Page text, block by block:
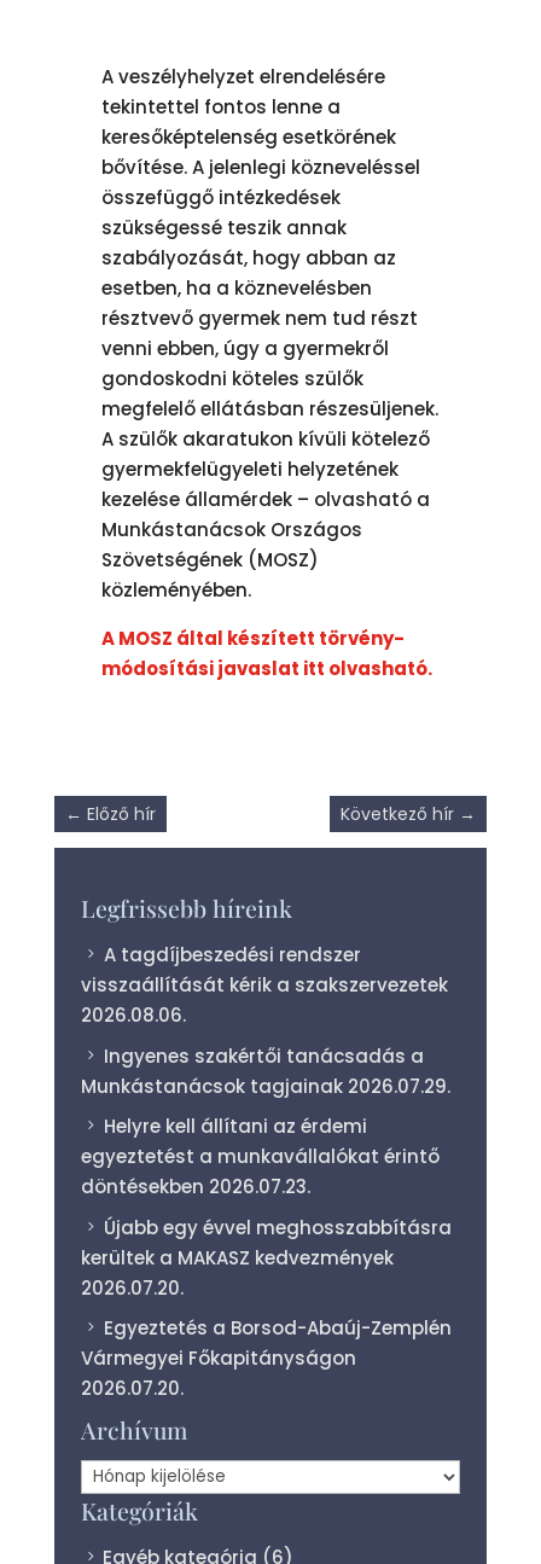
A veszélyhelyzet elrendelésére
tekintettel fontos lenne a
keresőképtelenség esetkörének
bővítése. A jelenlegi közneveléssel
összefüggő intézkedések
szükségessé teszik annak
szabályozását, hogy abban az
esetben, ha a köznevelésben
résztvevő gyermek nem tud részt
venni ebben, úgy a gyermekről
gondoskodni köteles szülők
megfelelő ellátásban részesüljenek.
A szülők akaratukon kívüli kötelező
gyermekfelügyeleti helyzetének
kezelése államérdek – olvasható a
Munkástanácsok Országos
Szövetségének (MOSZ)
közleményében.
A MOSZ által készített törvény-
módosítási javaslat itt olvasható.
← Előző hír Következő hír →
Legfrissebb híreink
A tagdíjbeszedési rendszer
visszaállítását kérik a szakszervezetek
2026.08.06.
Ingyenes szakértői tanácsadás a
Munkástanácsok tagjainak 2026.07.29.
Helyre kell állítani az érdemi
egyeztetést a munkavállalókat érintő
döntésekben 2026.07.23.
Újabb egy évvel meghosszabbításra
kerültek a MAKASZ kedvezmények
2026.07.20.
Egyeztetés a Borsod-Abaúj-Zemplén
Vármegyei Főkapitányságon
2026.07.20.
Archívum
Archívum
Kategóriák
Egyéb kategória (6)